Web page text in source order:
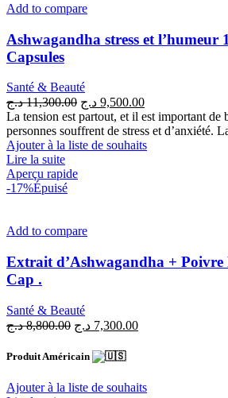
Add to compare
Ashwagandha stress et l’humeur
Capsules
Santé & Beauté
11,300.00 د.ج
Le
prix
initial
était :
9,500.00 د.ج
Le
prix
actuel
est :
La tension est partout, et il est important de
personnes souffrent de stress et d’anxiété.
Ajouter à la liste de souhaits
Lire la suite
Aperçu rapide
-17%Épuisé
Add to compare
Extrait d’Ashwagandha + Poivre
Cap .
Santé & Beauté
8,800.00 د.ج
Le
initial
était :
8,800.00 د.ج.
7,300.00 د.ج
Le
Produit Américain
Ajouter à la liste de souhaits